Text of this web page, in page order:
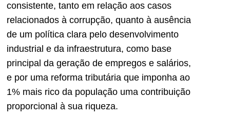
consistente, tanto em relação aos casos
relacionados à corrupção, quanto à ausência
de um política clara pelo desenvolvimento
industrial e da infraestrutura, como base
principal da geração de empregos e salários,
e por uma reforma tributária que imponha ao
1% mais rico da população uma contribuição
proporcional à sua riqueza.